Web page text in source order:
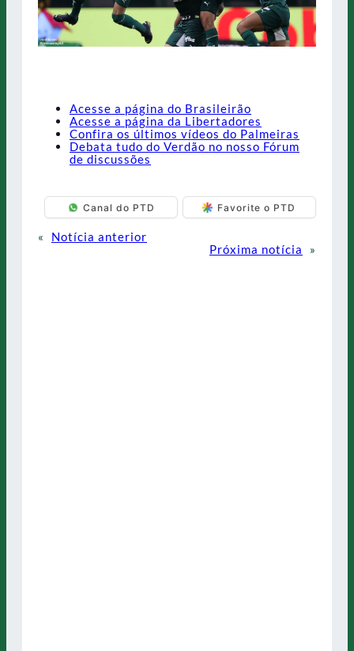
Acesse a página do Brasileirão
Acesse a página da Libertadores
Confira os últimos vídeos do Palmeiras
Debata tudo do Verdão no nosso Fórum
de discussões
Canal do PTD Favorite o PTD
«
Notícia anterior
Próxima notícia
»